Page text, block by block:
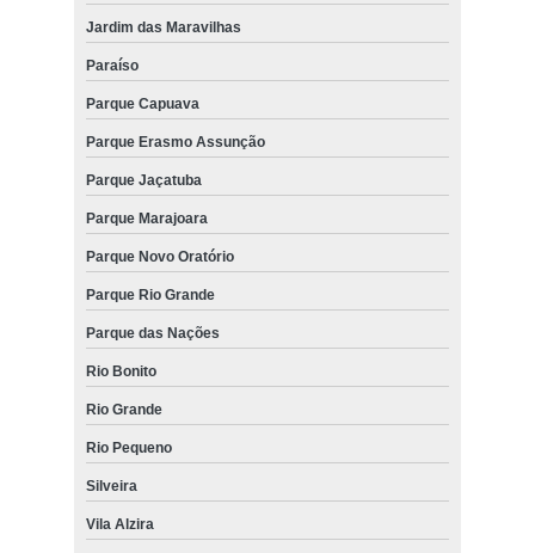
Jardim das Maravilhas
Paraíso
Parque Capuava
Parque Erasmo Assunção
Parque Jaçatuba
Parque Marajoara
Parque Novo Oratório
Parque Rio Grande
Parque das Nações
Rio Bonito
Rio Grande
Rio Pequeno
Silveira
Vila Alzira